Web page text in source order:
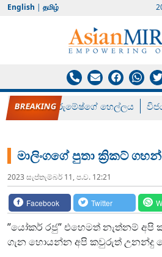
English | தமிழ்
රන් ගෙනා රුමේෂ්ගේ හෙල්ලය
මාලිංගගේ පුතා ක්‍රිකට්
2023 සැප්‍තැම්‍බර් 11, ප.ව. 12:21
Facebook Twitter
”යෝකර් රජු” එහෙමත් නැත්නම් අපි
ගැන හොයන්න අපි කවුරුත් උනන්දු